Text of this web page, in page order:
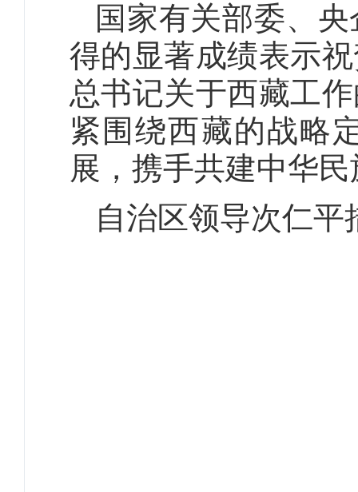
国家有关部委、
得的显著成绩表示
总书记关于西藏工
紧围绕西藏的战略
展，携手共建中华
自治区领导次仁平